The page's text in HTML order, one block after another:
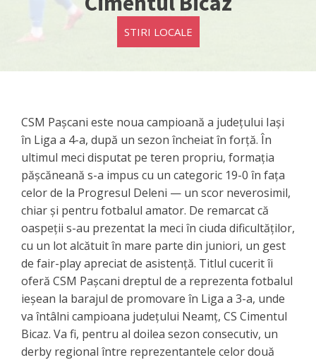
STIRI LOCALE
CSM Pașcani este noua campioană a județului Iași
în Liga a 4-a, după un sezon încheiat în forță. În
ultimul meci disputat pe teren propriu, formația
pășcăneană s-a impus cu un categoric 19-0 în fața
celor de la Progresul Deleni — un scor neverosimil,
chiar și pentru fotbalul amator. De remarcat că
oaspeții s-au prezentat la meci în ciuda dificultăților,
cu un lot alcătuit în mare parte din juniori, un gest
de fair-play apreciat de asistență. Titlul cucerit îi
oferă CSM Pașcani dreptul de a reprezenta fotbalul
ieșean la barajul de promovare în Liga a 3-a, unde
va întâlni campioana județului Neamț, CS Cimentul
Bicaz. Va fi, pentru al doilea sezon consecutiv, un
derby regional între reprezentantele celor două